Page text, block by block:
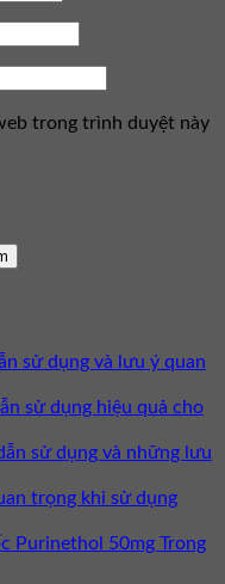
trong trình duyệt này
sử dụng và lưu ý quan
sử dụng hiệu quả cho
sử dụng và những lưu
trọng khi sử dụng
Purinethol 50mg Trong